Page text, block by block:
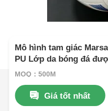
Mô hình tam giác
PU Lớp da bóng đá
dệt chống nước và mô
MOQ：500M
Giá tốt nhất